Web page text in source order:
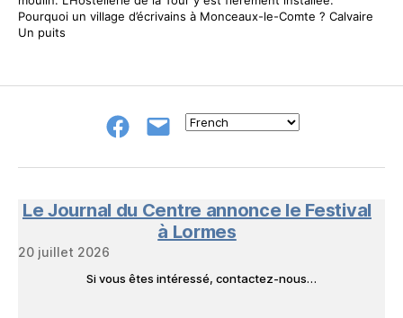
Pourquoi un village d’écrivains à Monceaux-le-Comte ? Calvaire
Un puits
Groupe
NeL
E-
à
Livres
Le Journal du Centre annonce le Festival
à Lormes
20 juillet 2026
Si vous êtes intéressé, contactez-nous…